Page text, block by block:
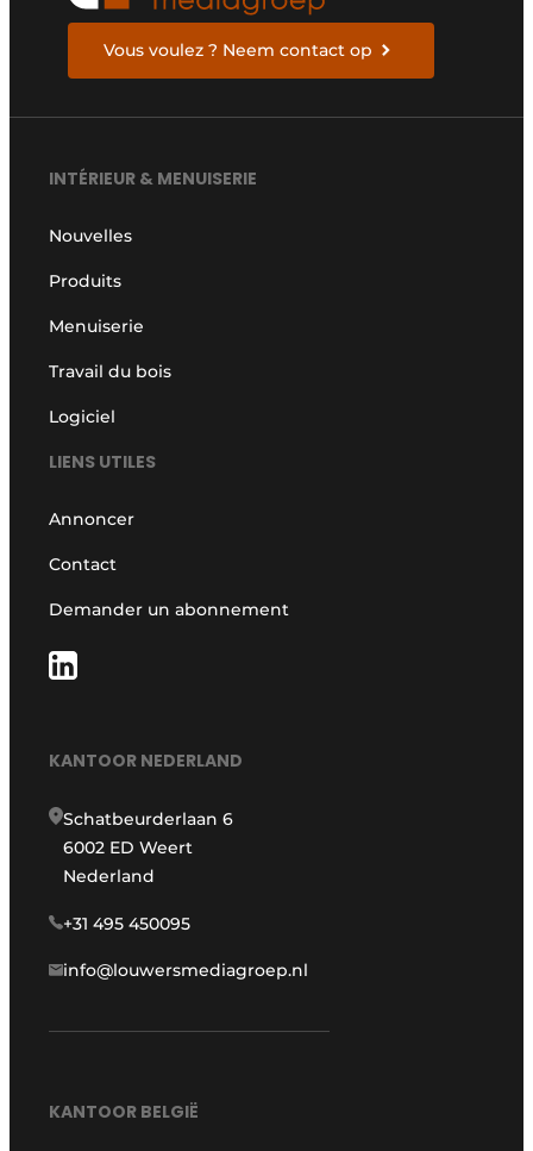
Vous voulez ? Neem contact op
INTÉRIEUR & MENUISERIE
Nouvelles
Produits
Menuiserie
Travail du bois
Logiciel
LIENS UTILES
Annoncer
Contact
Demander un abonnement
KANTOOR NEDERLAND
Schatbeurderlaan 6
6002 ED Weert
Nederland
+31 495 450095
info@louwersmediagroep.nl
KANTOOR BELGIË